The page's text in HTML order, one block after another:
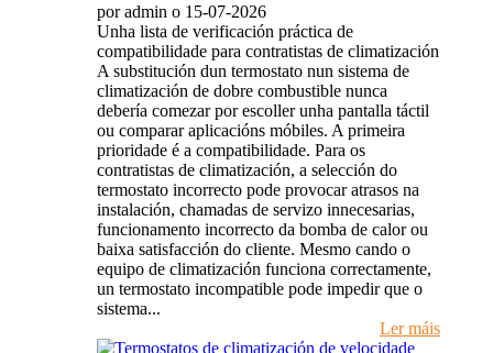
por admin o 15-07-2026
Unha lista de verificación práctica de
compatibilidade para contratistas de climatización
A substitución dun termostato nun sistema de
climatización de dobre combustible nunca
debería comezar por escoller unha pantalla táctil
ou comparar aplicacións móbiles. A primeira
prioridade é a compatibilidade. Para os
contratistas de climatización, a selección do
termostato incorrecto pode provocar atrasos na
instalación, chamadas de servizo innecesarias,
funcionamento incorrecto da bomba de calor ou
baixa satisfacción do cliente. Mesmo cando o
equipo de climatización funciona correctamente,
un termostato incompatible pode impedir que o
sistema...
Ler máis